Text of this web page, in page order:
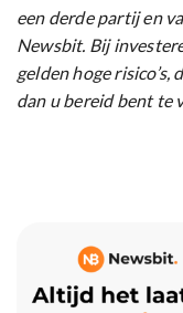
een derde partij en
Newsbit. Bij
gelden hoge
dan u bereid bent te